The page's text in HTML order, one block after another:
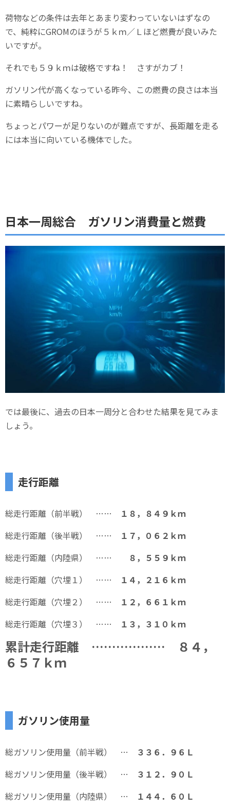
荷物などの条件は去年とあまり変わっていないはずなの
で、純粋にGROMのほうが５ｋｍ／Ｌほど燃費が良いみた
いですが。
それでも５９ｋｍは破格ですね！ さすがカブ！
ガソリン代が高くなっている昨今、この燃費の良さは本当
に素晴らしいですね。
ちょっとパワーが足りないのが難点ですが、長距離を走る
には本当に向いている機体でした。
日本一周総合 ガソリン消費量と燃費
では最後に、過去の日本一周分と合わせた結果を見てみま
しょう。
走行距離
総走行距離（前半戦） ……
１８，８４９ｋｍ
総走行距離（後半戦） ……
１７，０６２ｋｍ
総走行距離（内陸県） ……
８，５５９ｋｍ
総走行距離（穴埋１） ……
１４，２１６ｋｍ
総走行距離（穴埋２） ……
１２，６６１ｋｍ
総走行距離（穴埋３） ……
１３，３１０ｋｍ
累計走行距離 ……………… ８４，
６５７ｋｍ
ガソリン使用量
総ガソリン使用量（前半戦） …
３３６．９６Ｌ
総ガソリン使用量（後半戦） …
３１２．９０Ｌ
総ガソリン使用量（内陸県） …
１４４．６０Ｌ